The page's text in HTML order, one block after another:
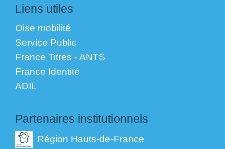
Liens utiles
Oise mobilité
Service Public
France Titres - ANTS
France Identité
ADIL
Partenaires institutionnels
Région Hauts-de-France